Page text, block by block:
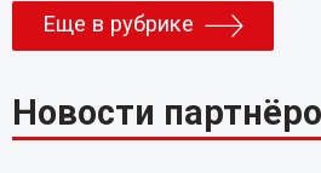
Еще в рубрике
Новости